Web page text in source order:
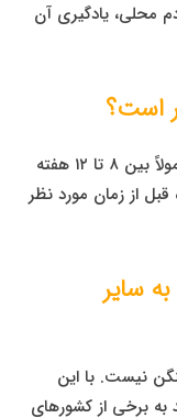
محلی، یادگیری آن
مدت زمان بررسی ویزا متفاوت است، اما معمولاً بین ۸ تا ۱۲ هفته
از زمان مورد نظر
سایر
نیست. با این
به برخی از کشورهای